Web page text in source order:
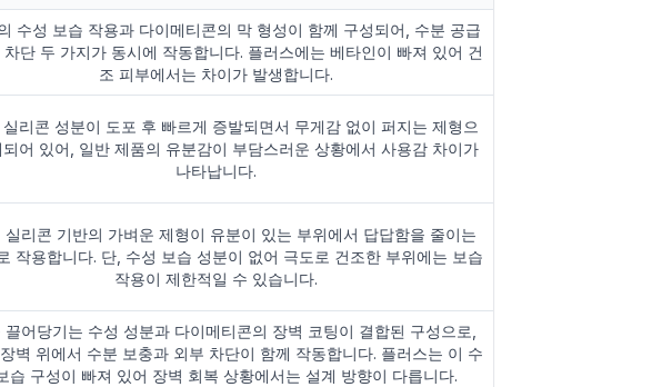
수성 보습 작용과 다이메티콘의 막 형성이 함께 구성되어, 수분 공급
단 두 가지가 동시에 작동합니다. 플러스에는 베타인이 빠져 있어 건
조 피부에서는 차이가 발생합니다.
실리콘 성분이 도포 후 빠르게 증발되면서 무게감 없이 퍼지는 제형으
되어 있어, 일반 제품의 유분감이 부담스러운 상황에서 사용감 차이가
나타납니다.
실리콘 기반의 가벼운 제형이 유분이 있는 부위에서 답답함을 줄이는
작용합니다. 단, 수성 보습 성분이 없어 극도로 건조한 부위에는 보습
작용이 제한적일 수 있습니다.
끌어당기는 수성 성분과 다이메티콘의 장벽 코팅이 결합된 구성으로,
벽 위에서 수분 보충과 외부 차단이 함께 작동합니다. 플러스는 이 수
습 구성이 빠져 있어 장벽 회복 상황에서는 설계 방향이 다릅니다.